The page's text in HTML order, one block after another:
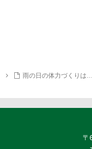
雨の日の体力づくりは…
〒